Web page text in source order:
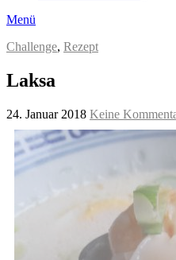
Menü
Challenge, Rezept
Laksa
24. Januar 2018 Keine